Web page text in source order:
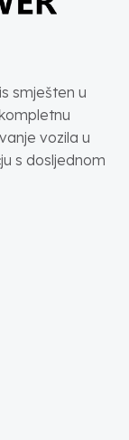
smješten u
vozila u
s dosljednom